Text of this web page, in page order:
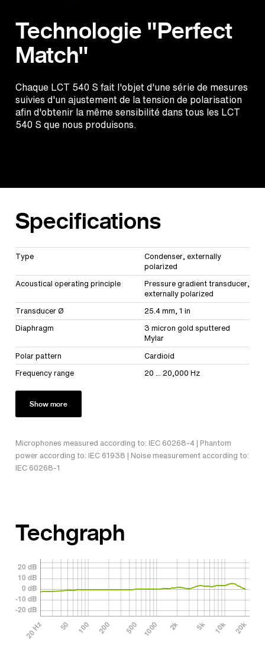
Technologie "Perfect
Match"
Chaque LCT 540 S fait l'objet d'une série de mesures
suivies d'un ajustement de la tension de polarisation
afin d'obtenir la même sensibilité dans tous les LCT
540 S que nous produisons.
Specifications
Type
Condenser, externally
polarized
Acoustical operating principle
Pressure gradient transducer,
externally polarized
Transducer Ø
25.4 mm, 1 in
Diaphragm
3 micron gold sputtered
Mylar
Polar pattern
Cardioid
Frequency range
20 ... 20,000 Hz
Show more
Microphones measured according to: IEC 60268-4 | Phantom
power according to: IEC 61938 | Noise measurement according to:
IEC 60268-1
Techgraph